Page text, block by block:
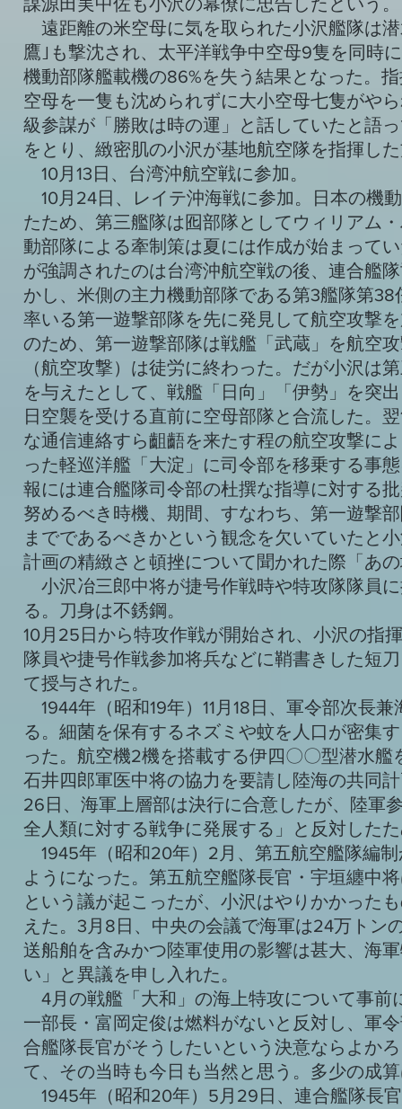
遠距離の米空母に気を取られた小沢艦隊は
鷹｣も撃沈され、太平洋戦争中空母9隻を同時
機動部隊艦載機の86%を失う結果となった。
空母を一隻も沈められずに大小空母七隻がや
級参謀が「勝敗は時の運」と話していたと語
をとり、緻密肌の小沢が基地航空隊を指揮し
10月13日、台湾沖航空戦に参加。
10月24日、レイテ沖海戦に参加。日本の機
たため、第三艦隊は囮部隊としてウィリアム
動部隊による牽制策は夏には作成が始まって
が強調されたのは台湾沖航空戦の後、連合艦
かし、米側の主力機動部隊である第3艦隊第
率いる第一遊撃部隊を先に発見して航空攻撃
のため、第一遊撃部隊は戦艦「武蔵」を航空
（航空攻撃）は徒労に終わった。だが小沢は
を与えたとして、戦艦「日向」「伊勢」を突
日空襲を受ける直前に空母部隊と合流した。
な通信連絡すら齟齬を来たす程の航空攻撃に
った軽巡洋艦「大淀」に司令部を移乗する事
報には連合艦隊司令部の杜撰な指導に対する
努めるべき時機、期間、すなわち、第一遊撃
までであるべきかという観念を欠いていたと
計画の精緻さと頓挫について聞かれた際「あ
小沢冶三郎中将が捷号作戦時や特攻隊隊員
る。刀身は不銹鋼。
10月25日から特攻作戦が開始され、小沢の指
隊員や捷号作戦参加将兵などに鞘書きした短
て授与された。
1944年（昭和19年）11月18日、軍令部次長
る。細菌を保有するネズミや蚊を人口が密集
った。航空機2機を搭載する伊四〇〇型潜水
石井四郎軍医中将の協力を要請し陸海の共同
26日、海軍上層部は決行に合意したが、陸軍
全人類に対する戦争に発展する」と反対した
1945年（昭和20年）2月、第五航空艦隊編
ようになった。第五航空艦隊長官・宇垣纏中
という議が起こったが、小沢はやりかかった
えた。3月8日、中央の会議で海軍は24万トン
送船舶を含みかつ陸軍使用の影響は甚大、海
い」と異議を申し入れた。
4月の戦艦「大和」の海上特攻について事前
一部長・富岡定俊は燃料がないと反対し、軍
合艦隊長官がそうしたいという決意ならよか
て、その当時も今日も当然と思う。多少の成
1945年（昭和20年）5月29日、連合艦隊長